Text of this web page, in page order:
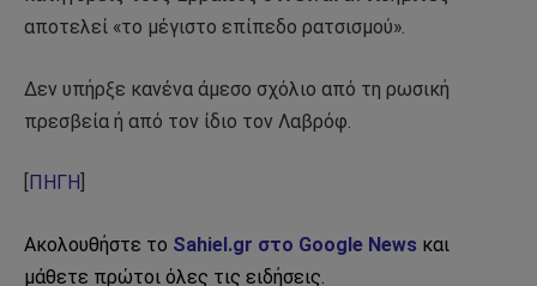
αποτελεί «το μέγιστο επίπεδο ρατσισμού».
Δεν υπήρξε κανένα άμεσο σχόλιο από τη ρωσική
πρεσβεία ή από τον ίδιο τον Λαβρόφ.
ΠΗΓΗ
Ακολουθήστε το Sahiel.gr στο Google News και
μάθετε πρώτοι όλες τις ειδήσεις.